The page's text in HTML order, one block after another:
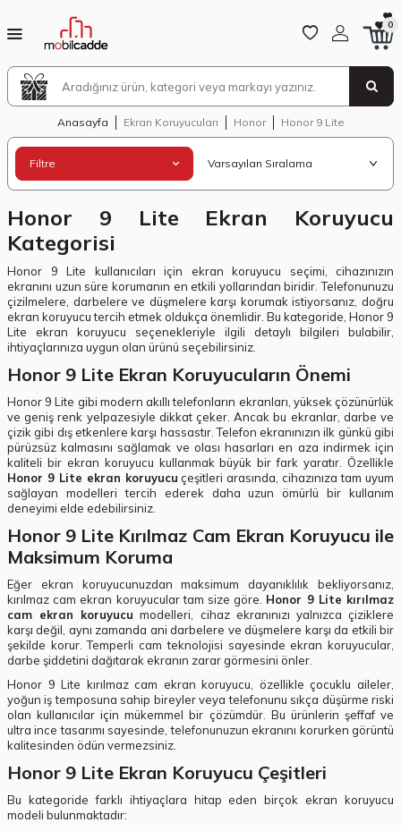
0
Anasayfa Ekran Koruyucuları Honor Honor 9 Lite
Filtre
Honor 9 Lite Ekran Koruyucu
Kategorisi
Honor 9 Lite kullanıcıları için ekran koruyucu seçimi, cihazınızın
ekranını uzun süre korumanın en etkili yollarından biridir. Telefonunuzu
çizilmelere, darbelere ve düşmelere karşı korumak istiyorsanız, doğru
ekran koruyucu tercih etmek oldukça önemlidir. Bu kategoride, Honor 9
Lite ekran koruyucu seçenekleriyle ilgili detaylı bilgileri bulabilir,
ihtiyaçlarınıza uygun olan ürünü seçebilirsiniz.
Honor 9 Lite Ekran Koruyucuların Önemi
Honor 9 Lite gibi modern akıllı telefonların ekranları, yüksek çözünürlük
ve geniş renk yelpazesiyle dikkat çeker. Ancak bu ekranlar, darbe ve
çizik gibi dış etkenlere karşı hassastır. Telefon ekranınızın ilk günkü gibi
pürüzsüz kalmasını sağlamak ve olası hasarları en aza indirmek için
kaliteli bir ekran koruyucu kullanmak büyük bir fark yaratır. Özellikle
Honor 9 Lite ekran koruyucu çeşitleri arasında, cihazınıza tam uyum
sağlayan modelleri tercih ederek daha uzun ömürlü bir kullanım
deneyimi elde edebilirsiniz.
Honor 9 Lite Kırılmaz Cam Ekran Koruyucu ile
Maksimum Koruma
Eğer ekran koruyucunuzdan maksimum dayanıklılık bekliyorsanız,
kırılmaz cam ekran koruyucular tam size göre. Honor 9 Lite kırılmaz
cam ekran koruyucu modelleri, cihaz ekranınızı yalnızca çiziklere
karşı değil, aynı zamanda ani darbelere ve düşmelere karşı da etkili bir
şekilde korur. Temperli cam teknolojisi sayesinde ekran koruyucular,
darbe şiddetini dağıtarak ekranın zarar görmesini önler.
Honor 9 Lite kırılmaz cam ekran koruyucu, özellikle çocuklu aileler,
yoğun iş temposuna sahip bireyler veya telefonunu sıkça düşürme riski
olan kullanıcılar için mükemmel bir çözümdür. Bu ürünlerin şeffaf ve
ultra ince tasarımı sayesinde, telefonunuzun ekranını korurken görüntü
kalitesinden ödün vermezsiniz.
Honor 9 Lite Ekran Koruyucu Çeşitleri
Bu kategoride farklı ihtiyaçlara hitap eden birçok ekran koruyucu
modeli bulunmaktadır: